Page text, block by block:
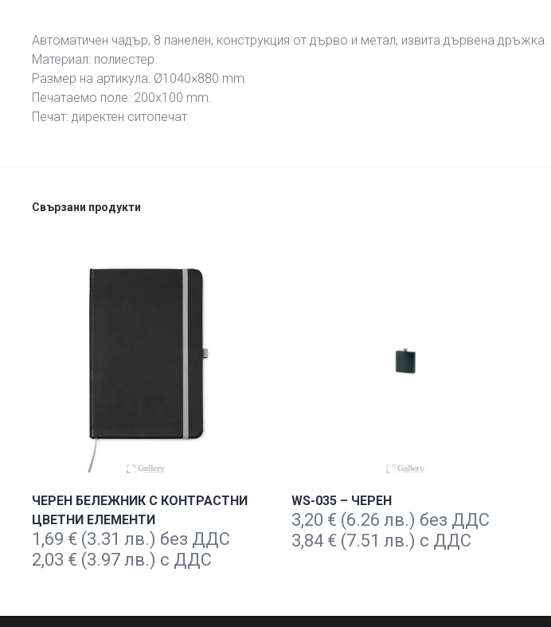
Aвтоматичен чадър, 8 панелен, конструкция от дърво и метал, извита дървена дръжка.
Материал: полиестер.
Размер на артикула: Ø1040×880 mm.
Печатаемо поле: 200х100 mm.
Печат: директен ситопечат
Свързани продукти
ЧЕРЕН БЕЛЕЖНИК С КОНТРАСТНИ
ЦВЕТНИ ЕЛЕМЕНТИ
1,69 € (3.31 лв.) без ДДС
2,03 € (3.97 лв.) с ДДС
WS-035 – ЧЕРЕН
3,20 € (6.26 лв.) без ДДС
3,84 € (7.51 лв.) с ДДС